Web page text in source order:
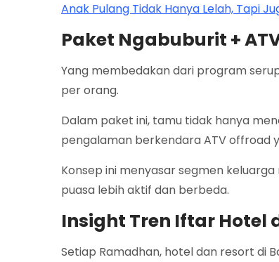
Anak Pulang Tidak Hanya Lelah, Tapi
Paket Ngabuburit +
Yang membedakan dari program
per orang.
Dalam paket ini, tamu tidak hanya
pengalaman berkendara ATV offroad
Konsep ini menyasar segmen
puasa lebih aktif dan berbeda.
Insight Tren Iftar Hotel
Setiap Ramadhan, hotel dan resort di